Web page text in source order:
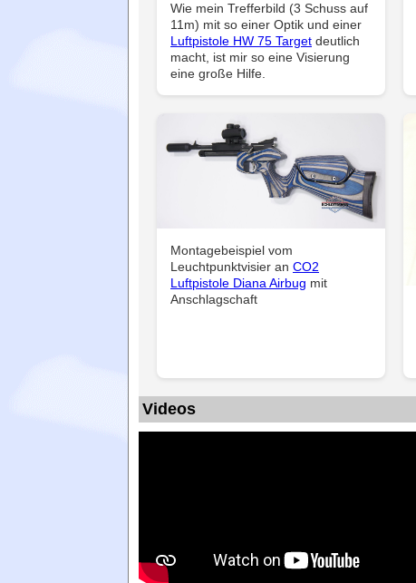
Wie mein Trefferbild (3 Schuss auf
11m) mit so einer Optik und einer
Luftpistole HW 75 Target deutlich
macht, ist mir so eine Visierung
eine große Hilfe.
Montagebeispiel vom
Leuchtpunktvisier an CO2
Luftpistole Diana Airbug mit
Anschlagschaft
Videos